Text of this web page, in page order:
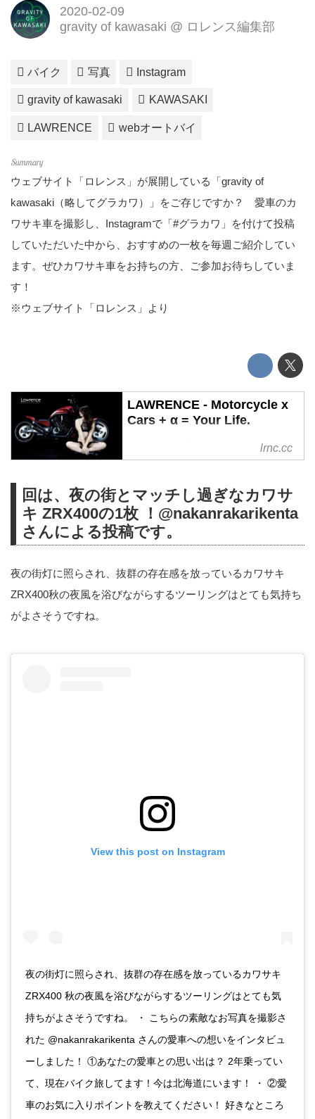
2020-02-09
gravity of kawasaki @ ロレンス編集部
バイク 写真 Instagram
gravity of kawasaki KAWASAKI
LAWRENCE webオートバイ
ウェブサイト「ロレンス」が展開している「gravity of
kawasaki（略してグラカワ）」をご存じですか？ 愛車のカ
ワサキ車を撮影し、Instagramで「#グラカワ」を付けて投稿
していただいた中から、おすすめの一枚を毎週ご紹介してい
ます。ぜひカワサキ車をお持ちの方、ご参加お待ちしていま
す！
※ウェブサイト「ロレンス」より
LAWRENCE - Motorcycle x
Cars + α = Your Life.
LAWRENCE（ロレンス）はモー
ターサイクル x スポーツカー +
ル&エンターテインメントマガジ
ンです。
あなたの欲しい”α”を提案していき
ます。
できた。それでも10代の頃の気分
を忘れない、そんな永遠の不良少
ハイファッションを生活に積極的
lrnc.cc
回は、夜の街とマッチし過ぎなカワサ
キ ZRX400の1枚 ！ @nakanrakarikenta
さんによる投稿です。
夜の街灯に照らされ、抜群の存在感を放っているカワサキ
ZRX400秋の夜風を浴びながらするツーリングはとても気持ち
がよさそうですね。
View this post on Instagram
夜の街灯に照らされ、抜群の存在感を放っているカワサキ
ZRX400 秋の夜風を浴びながらするツーリングはとても気
持ちがよさそうですね。 ・ こちらの素敵なお写真を撮影さ
れた @nakanrakarikenta さんの愛車への想いをインタビュ
ーしました！ ①あなたの愛車との思い出は？ 2年乗ってい
て、現在バイク旅してます！今は北海道にいます！ ・ ②愛
車のお気に入りポイントを教えてください！ 好きなところ